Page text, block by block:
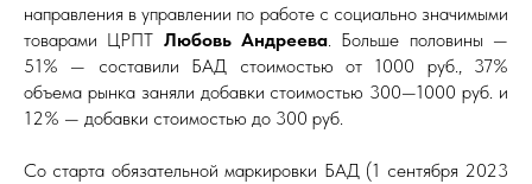
направления в управлении по работе с социально значимыми
товарами ЦРПТ Любовь Андреева. Больше половины —
51% — составили БАД стоимостью от 1000 руб., 37%
объема рынка заняли добавки стоимостью 300—1000 руб. и
12% — добавки стоимостью до 300 руб.
Со старта обязательной маркировки БАД (1 сентября 2023